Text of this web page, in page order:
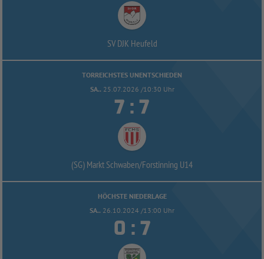
SV DJK Heufeld
TORREICHSTES UNENTSCHIEDEN
SA.. 25.07.2026 /10:30 Uhr
 : 
(SG) Markt Schwaben/Forstinning U14
HÖCHSTE NIEDERLAGE
SA.. 26.10.2024 /13:00 Uhr
 : 